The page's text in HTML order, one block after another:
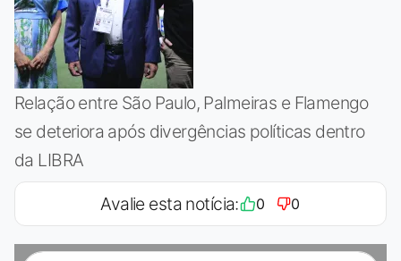
Relação entre São Paulo, Palmeiras e Flamengo
se deteriora após divergências políticas dentro
da LIBRA
Avalie esta notícia: 0 0